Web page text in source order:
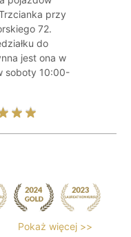
przy
72.
do
jest ona w
soboty 10:00-
Pokaż więcej >>